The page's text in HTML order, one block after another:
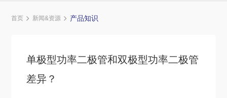
首页 新闻&资源 产品知识
单极型功率二极管和双极型功率二极管
差异？